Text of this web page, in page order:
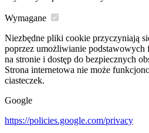
Wymagane
Niezbędne pliki cookie przyczyniają
poprzez umożliwianie
na stronie i dostęp do bezpiecznych
Strona internetowa nie może
ciasteczek.
Google
https://policies.google.com/privacy